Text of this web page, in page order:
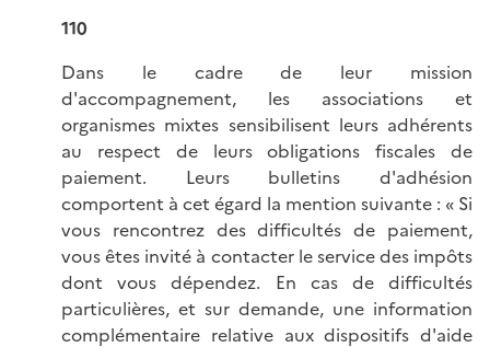
110
Dans le cadre de leur mission
d'accompagnement, les associations et
organismes mixtes sensibilisent leurs adhérents
au respect de leurs obligations fiscales de
paiement. Leurs bulletins d'adhésion
comportent à cet égard la mention suivante : « Si
vous rencontrez des difficultés de paiement,
vous êtes invité à contacter le service des impôts
dont vous dépendez. En cas de difficultés
particulières, et sur demande, une information
complémentaire relative aux dispositifs d'aide